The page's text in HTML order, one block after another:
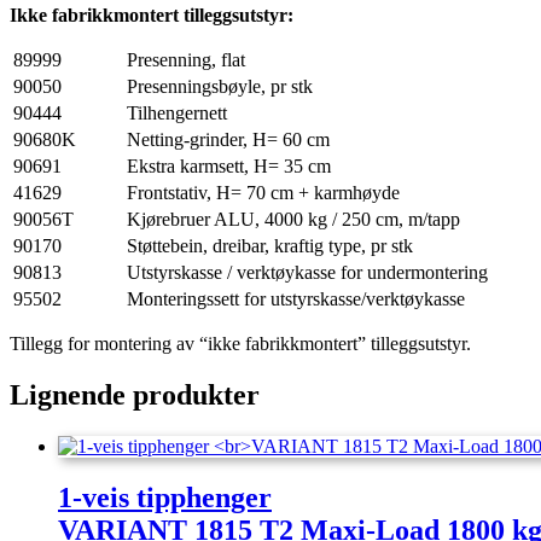
Ikke fabrikkmontert tilleggsutstyr:
89999
Presenning, flat
90050
Presenningsbøyle, pr stk
90444
Tilhengernett
90680K
Netting-grinder, H= 60 cm
90691
Ekstra karmsett, H= 35 cm
41629
Frontstativ, H= 70 cm + karmhøyde
90056T
Kjørebruer ALU, 4000 kg / 250 cm, m/tapp
90170
Støttebein, dreibar, kraftig type, pr stk
90813
Utstyrskasse / verktøykasse for undermontering
95502
Monteringssett for utstyrskasse/verktøykasse
Tillegg for montering av “ikke fabrikkmontert” tilleggsutstyr.
Lignende produkter
1-veis tipphenger
VARIANT 1815 T2 Maxi-Load 1800 kg